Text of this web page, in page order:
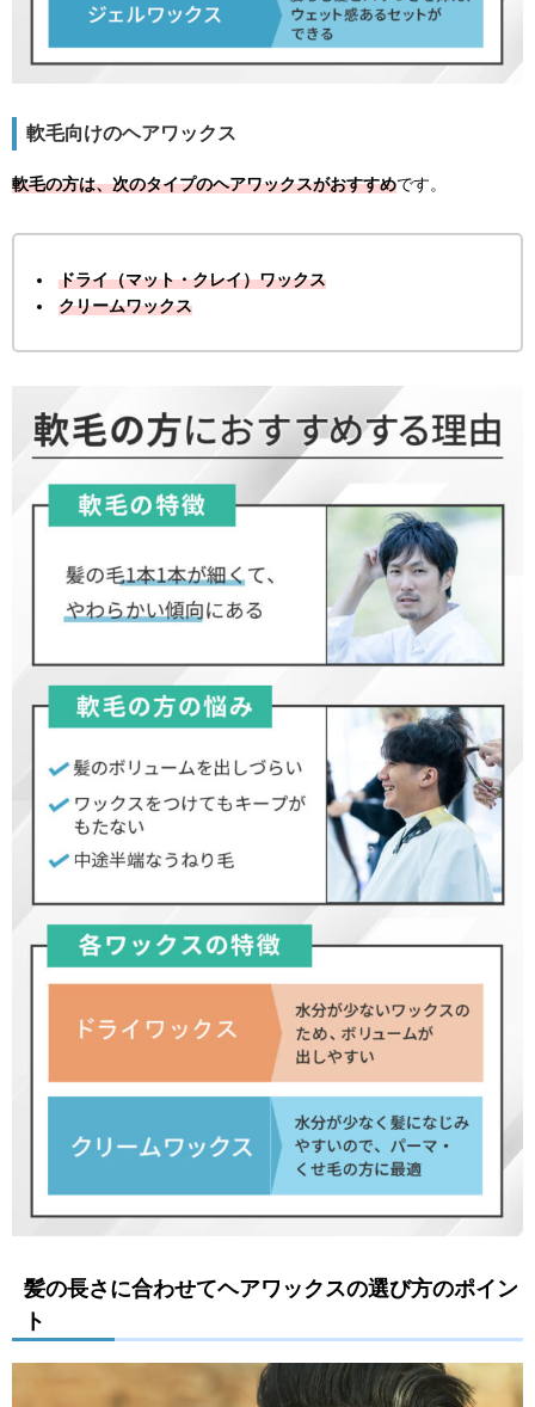
軟毛向けのヘアワックス
軟毛の方は、次のタイプのヘアワックスがおすすめです。
ドライ（マット・クレイ）ワックス
クリームワックス
髪の長さに合わせてヘアワックスの選び方のポイン
ト